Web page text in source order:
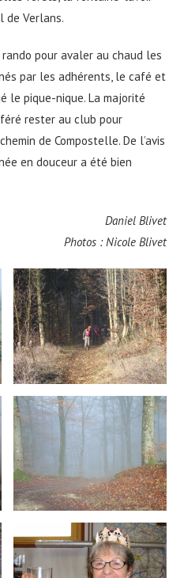
Verlans.
pour avaler au chaud les
par les adhérents, le café et
le pique-nique. La majorité
rester au club pour
de Compostelle. De l’avis
en douceur a été bien
Daniel Blivet
Photos : Nicole Blivet